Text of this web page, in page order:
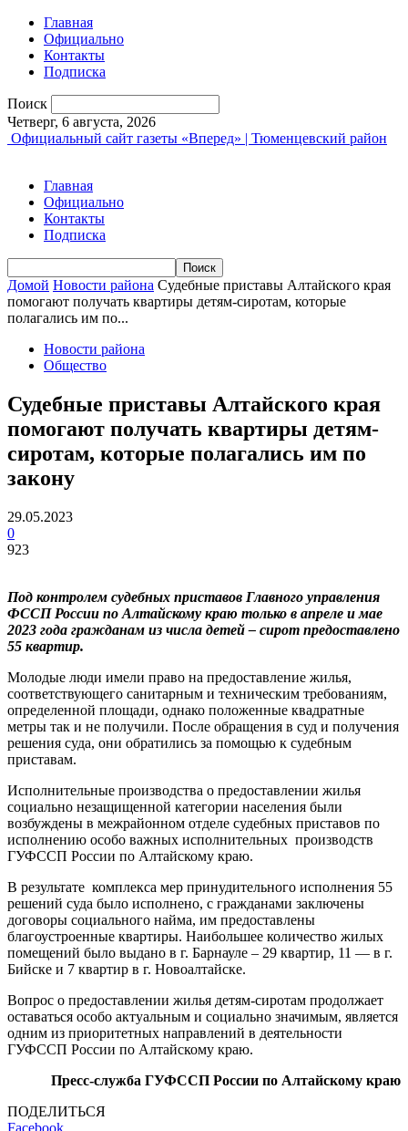
Главная
Официально
Контакты
Подписка
Поиск
Четверг, 6 августа, 2026
Официальный сайт газеты «Вперед» | Тюменцевский район
Главная
Официально
Контакты
Подписка
Домой Новости района Судебные приставы Алтайского края
помогают получать квартиры детям-сиротам, которые
полагались им по...
Новости района
Общество
Судебные приставы Алтайского края
помогают получать квартиры детям-
сиротам, которые полагались им по
закону
29.05.2023
0
923
Под контролем судебных приставов Главного управления
ФССП России по Алтайскому краю только в апреле и мае
2023 года гражданам из числа детей – сирот предоставлено
55 квартир.
Молодые люди имели право на предоставление жилья,
соответствующего санитарным и техническим требованиям,
определенной площади, однако положенные квадратные
метры так и не получили. После обращения в суд и получения
решения суда, они обратились за помощью к судебным
приставам.
Исполнительные производства о предоставлении жилья
социально незащищенной категории населения были
возбуждены в межрайонном отделе судебных приставов по
исполнению особо важных исполнительных производств
ГУФССП России по Алтайскому краю.
В результате комплекса мер принудительного исполнения 55
решений суда было исполнено, с гражданами заключены
договоры социального найма, им предоставлены
благоустроенные квартиры. Наибольшее количество жилых
помещений было выдано в г. Барнауле – 29 квартир, 11 — в г.
Бийске и 7 квартир в г. Новоалтайске.
Вопрос о предоставлении жилья детям-сиротам продолжает
оставаться особо актуальным и социально значимым, является
одним из приоритетных направлений в деятельности
ГУФССП России по Алтайскому краю.
Пресс-служба ГУФССП России по Алтайскому краю
ПОДЕЛИТЬСЯ
Facebook